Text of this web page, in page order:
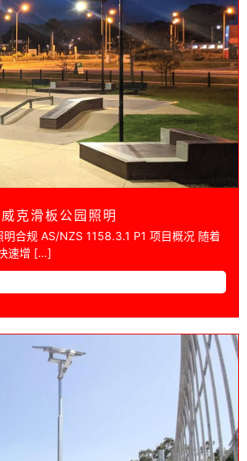
克滑板公园照明
合规 AS/NZS 1158.3.1 P1 项目概况 随着
速增 […]